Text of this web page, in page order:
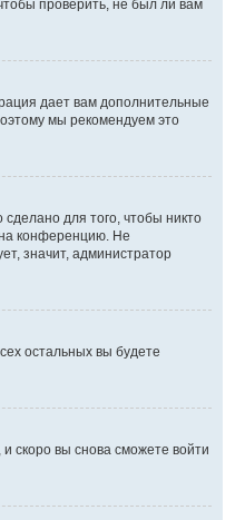
проверить, не был ли вам
дает вам дополнительные
мы рекомендуем это
для того, чтобы никто
на конференцию. Не
значит, администратор
остальных вы будете
и скоро вы снова сможете войти